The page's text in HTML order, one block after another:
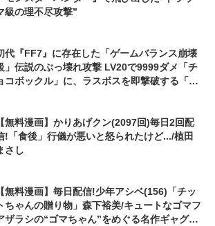
級の理不尽攻撃”
代『FF7』に存在した「ゲームバランス崩壊
」伝説のぶっ壊れ攻撃 LV20で9999ダメ「チ
コボックル」に、ラスボスを即撃破する「ナ
【無料漫画】かりあげクン(2097回)毎日2回配
!「食後」行儀が悪いと怒られたけど.../植田
さし
【無料漫画】毎日配信!少年アシベ(156)「チッ
ちゃんの贈り物」森下裕美/キュートなゴマフ
ザラシの“ゴマちゃん”をめぐる名作ギャグ4